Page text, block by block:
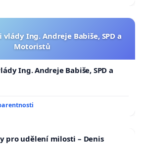
vlády Ing. Andreje Babiše, SPD a
Motoristů
Ing. Andreje Babiše, SPD a
pro udělení milosti – Denis